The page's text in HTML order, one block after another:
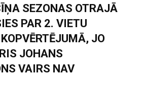
SEZONAS OTRAJĀ
PAR 2. VIETU
JO
JOHANS
VAIRS NAV